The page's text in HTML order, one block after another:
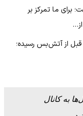
برای ما تمرکز بر
قبل از آتش‌بس رسیده؛
به کانال